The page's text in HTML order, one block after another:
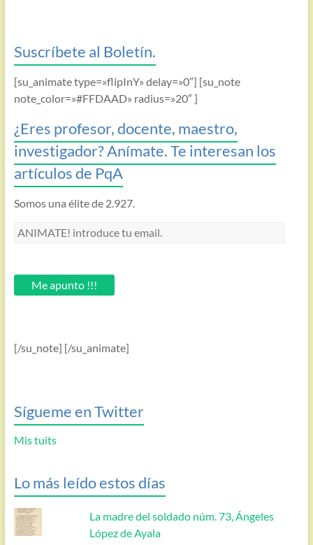
Suscríbete al Boletín.
[su_animate type=»flipInY» delay=»0″] [su_note
note_color=»#FFDAAD» radius=»20″ ]
¿Eres profesor, docente, maestro,
investigador? Anímate. Te interesan los
artículos de PqA
Somos una élite de 2.927.
ANIMATE!
email.Me apunto !!!
[/su_note] [/su_animate]
Sígueme en Twitter
Mis tuits
Lo más leído estos días
La madre del soldado núm. 73, Ángeles
López de Ayala